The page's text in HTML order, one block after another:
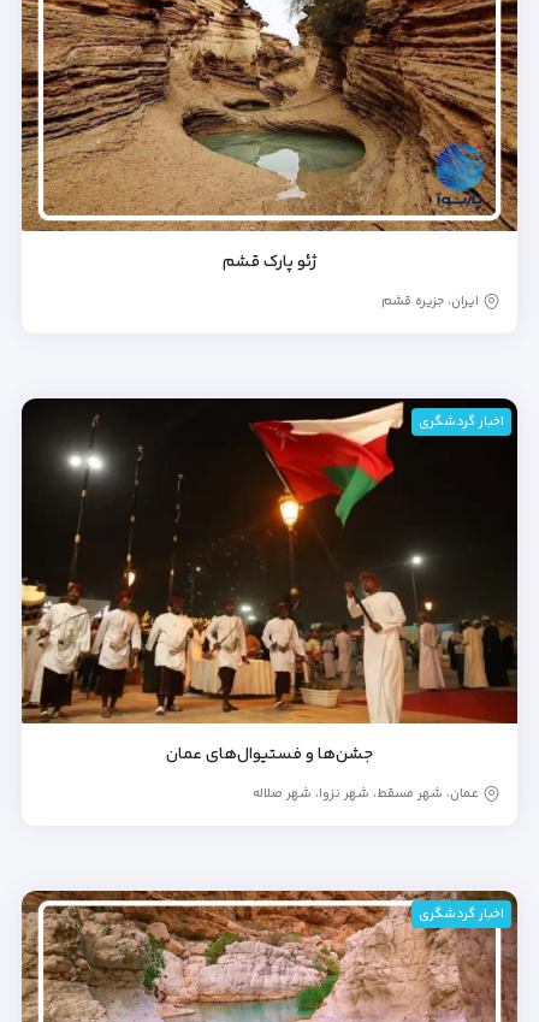
ژئو پارک قشم
ایران، جزیره قشم
اخبار گردشگری
جشن‌ها و فستیوال‌های عمان
عمان، شهر مسقط، شهر نزوا، شهر صلاله
اخبار گردشگری